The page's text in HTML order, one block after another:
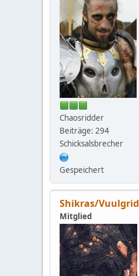
Chaosridder
Beiträge: 294
Schicksalsbrecher
Gespeichert
Shikras/Vuulgrid
Mitglied